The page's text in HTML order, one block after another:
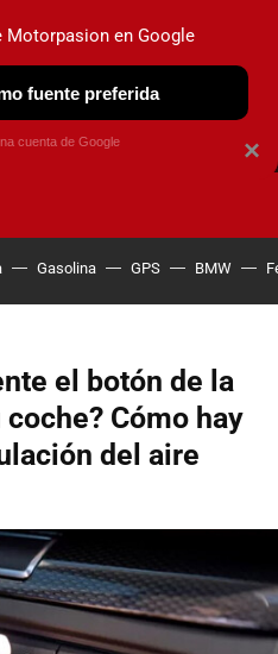
AIRE ACONDICIONADO
Gasolina GPS BMW
el botón de la
Cómo hay
del aire
×
Motorpasion en Google
fuente preferida
cuenta de Google